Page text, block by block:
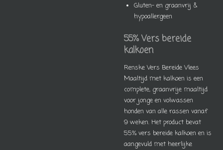
Gluten- en graanvrij &
hypoallergeen
55% Vers bereide
kalkoen
Renske Vers Bereide Vlees
Maaltijd met kalkoen is een
complete, graanvrije maaltijd
voor jonge en volwassen
honden van alle rassen vanaf
9 weken. Het product bevat
55% vers bereide kalkoen en is
aangevuld met heerlijke